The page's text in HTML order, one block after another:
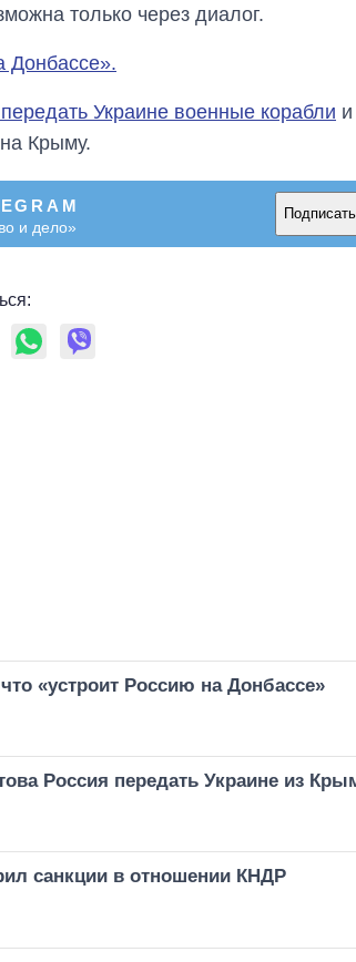
только через диалог.
Донбассе».
Украине военные корабли и
Крыму.
и дело»
«устроит Россию на Донбассе»
Россия передать Украине из
санкции в отношении КНДР